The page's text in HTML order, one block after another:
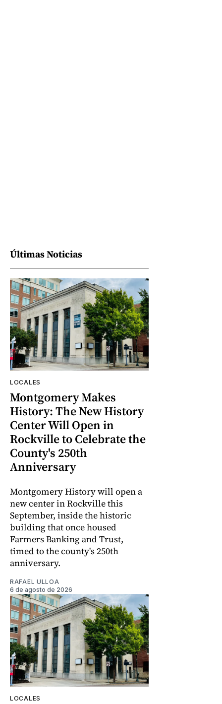
Últimas Noticias
LOCALES
Montgomery Makes
History: The New History
Center Will Open in
Rockville to Celebrate the
County's 250th
Anniversary
Montgomery History will open a
new center in Rockville this
September, inside the historic
building that once housed
Farmers Banking and Trust,
timed to the county's 250th
anniversary.
RAFAEL ULLOA
6 de agosto de 2026
LOCALES